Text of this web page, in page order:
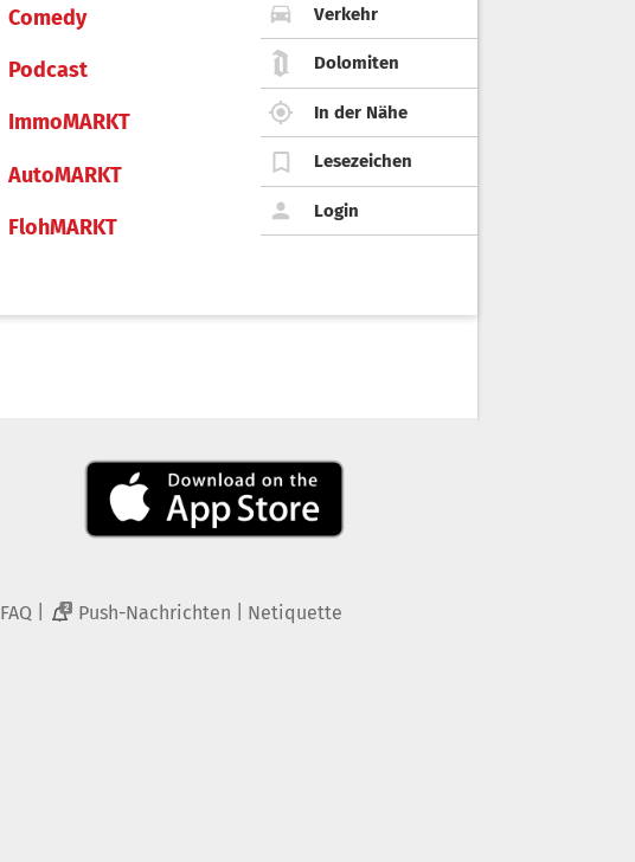
Comedy
Podcast
ImmoMARKT
AutoMARKT
FlohMARKT
Verkehr
Dolomiten
In der Nähe
Lesezeichen
Login
FAQ 2 Push-Nachrichten Netiquette